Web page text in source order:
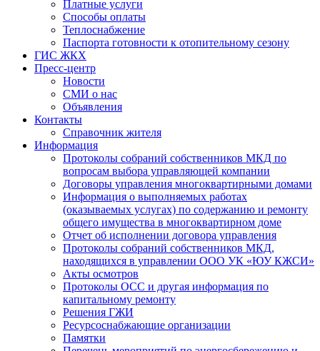
Платные услуги
Способы оплаты
Теплоснабжение
Паспорта готовности к отопительному сезону
ГИС ЖКХ
Пресс-центр
Новости
СМИ о нас
Объявления
Контакты
Справочник жителя
Информация
Протоколы собраний собственников МКД по
вопросам выбора управляющей компании
Договоры управления многоквартирными домами
Информация о выполняемых работах
(оказываемых услугах) по содержанию и ремонту
общего имущества в многоквартирном доме
Отчет об исполнении договора управления
Протоколы собраний собственников МКД,
находящихся в управлении ООО УК «ЮУ КЖСИ»
Акты осмотров
Протоколы ОСС и другая информация по
капитальному ремонту
Решения ГЖИ
Ресурсоснабжающие организации
Памятки